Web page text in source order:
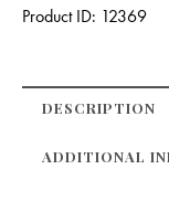
Product ID: 12369
DESCRIPTION
ADDITIONAL